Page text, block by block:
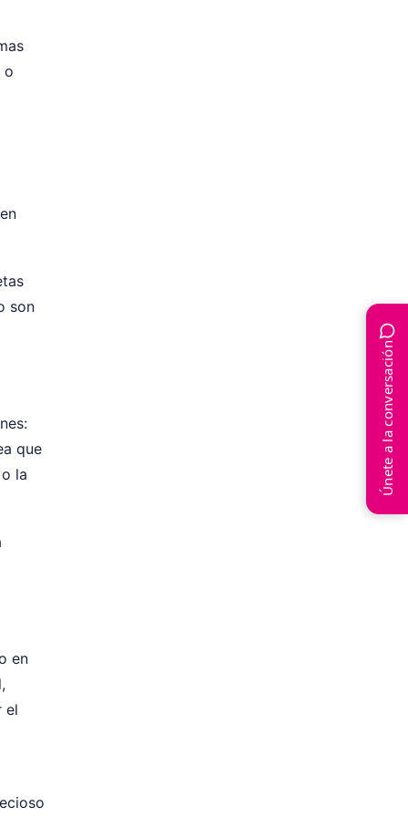
o
son
que
la
en
el
Únete a la conversación